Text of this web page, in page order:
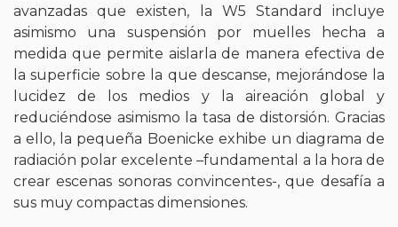
avanzadas que existen, la W5 Standard incluye
asimismo una suspensión por muelles hecha a
medida que permite aislarla de manera efectiva de
la superficie sobre la que descanse, mejorándose la
lucidez de los medios y la aireación global y
reduciéndose asimismo la tasa de distorsión. Gracias
a ello, la pequeña Boenicke exhibe un diagrama de
radiación polar excelente –fundamental a la hora de
crear escenas sonoras convincentes-, que desafía a
sus muy compactas dimensiones.